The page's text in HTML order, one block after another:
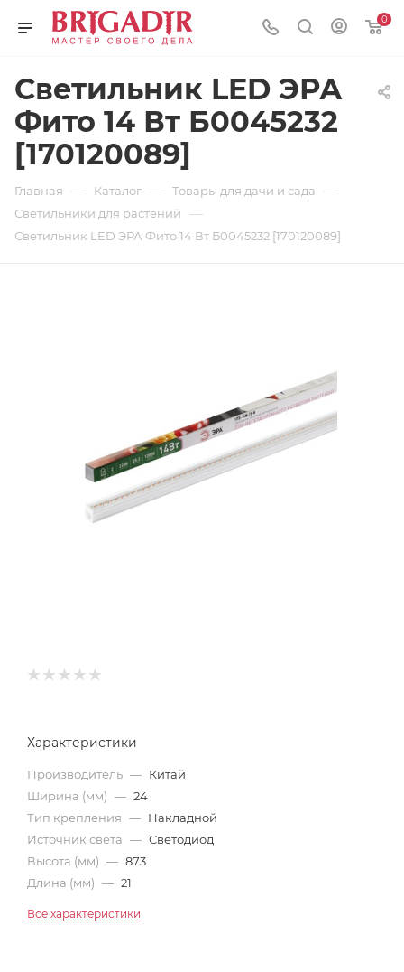
0
Светильник LED ЭРА
Фито 14 Вт Б0045232
[170120089]
Главная — Каталог — Товары для дачи и сада —
Светильники для растений —
Светильник LED ЭРА Фито 14 Вт Б0045232 [170120089]
Характеристики
Производитель — Китай
Ширина (мм) — 24
Тип крепления — Накладной
Источник света — Светодиод
Высота (мм) — 873
Длина (мм) — 21
Все характеристики